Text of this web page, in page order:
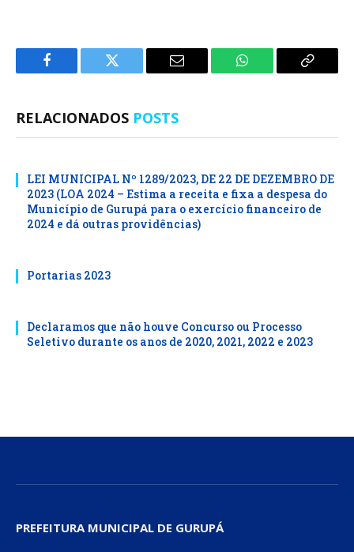
Facebook Twitter
E-
WhatsApp Copiar
RELACIONADOS POSTS
LEI MUNICIPAL Nº 1289/2023, DE 22 DE DEZEMBRO DE
2023 (LOA 2024 – Estima a receita e fixa a despesa do
Município de Gurupá para o exercício financeiro de
2024 e dá outras providências)
Portarias 2023
Declaramos que não houve Concurso ou Processo
Seletivo durante os anos de 2020, 2021, 2022 e 2023
PREFEITURA MUNICIPAL DE GURUPÁ